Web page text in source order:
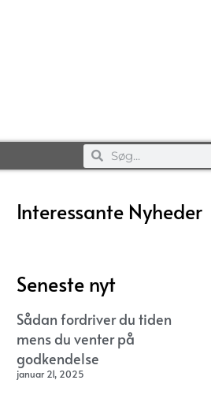
Interessante Nyheder
Seneste nyt
Sådan fordriver du tiden
mens du venter på
godkendelse
januar 21, 2025